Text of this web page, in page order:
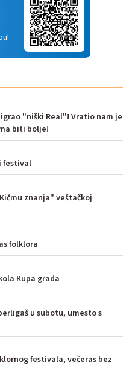
"niški Real"! Vratio nam je
biti bolje!
festival
znanja" veštačkoj
folklora
Kupa grada
u subotu, umesto s
festivala, večeras bez